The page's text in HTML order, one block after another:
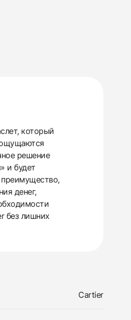
который
ощущаются
решение
и будет
денег,
без лишних
Cartier